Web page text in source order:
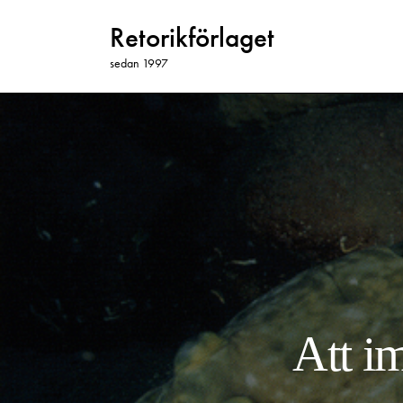
Retorikförlaget
sedan 1997
Att